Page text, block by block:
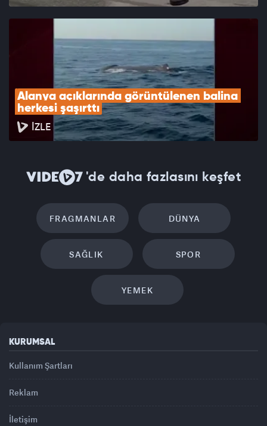
Alanya açıklarında görüntülenen balina
herkesi şaşırttı
İZLE
'de daha fazlasını keşfet
FRAGMANLAR DÜNYA
SAĞLIK SPOR
YEMEK
KURUMSAL
Kullanım Şartları
Reklam
İletişim